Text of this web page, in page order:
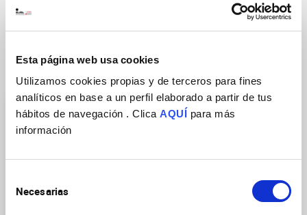
Esta página web usa cookies
Utilizamos cookies propias y de terceros para fines
analíticos en base a un perfil elaborado a partir de tus
hábitos de navegación . Clica AQUÍ para más
información
Necesarias
Grupos de Investigación
Generación y regeneración